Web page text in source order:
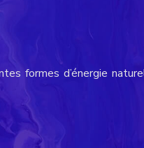
formes d’énergie